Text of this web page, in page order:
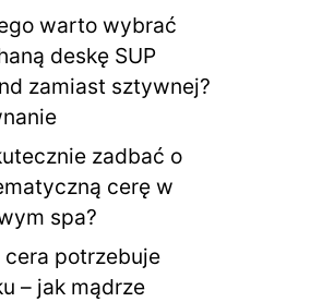
warto wybrać
deskę SUP
zamiast sztywnej?
zadbać o
cerę w
spa?
cera potrzebuje
– jak mądrze